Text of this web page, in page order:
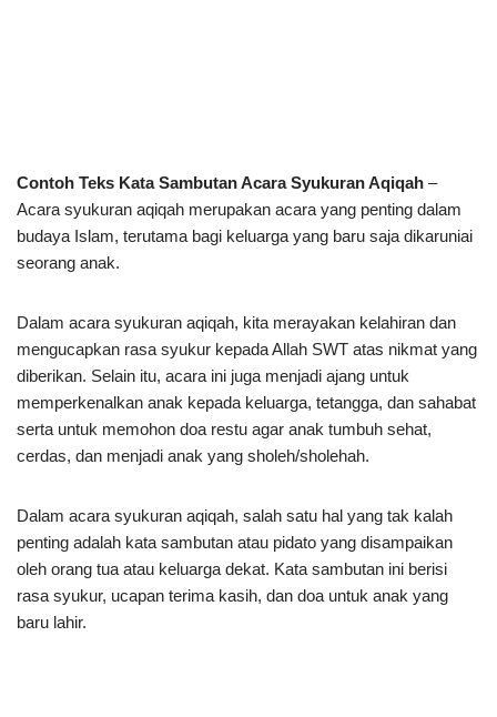
Contoh Teks Kata Sambutan Acara Syukuran Aqiqah –
Acara syukuran aqiqah merupakan acara yang penting dalam
budaya Islam, terutama bagi keluarga yang baru saja dikaruniai
seorang anak.
Dalam acara syukuran aqiqah, kita merayakan kelahiran dan
mengucapkan rasa syukur kepada Allah SWT atas nikmat yang
diberikan. Selain itu, acara ini juga menjadi ajang untuk
memperkenalkan anak kepada keluarga, tetangga, dan sahabat
serta untuk memohon doa restu agar anak tumbuh sehat,
cerdas, dan menjadi anak yang sholeh/sholehah.
Dalam acara syukuran aqiqah, salah satu hal yang tak kalah
penting adalah kata sambutan atau pidato yang disampaikan
oleh orang tua atau keluarga dekat. Kata sambutan ini berisi
rasa syukur, ucapan terima kasih, dan doa untuk anak yang
baru lahir.